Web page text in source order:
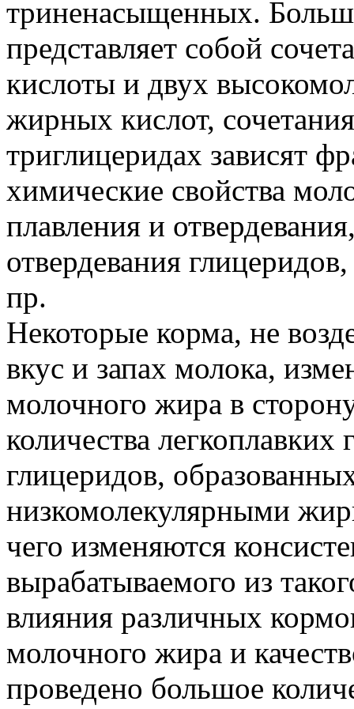
триненасыщенных.
представляет собой
кислоты и двух
жирных кислот,
триглицеридах зависят
химические свойства
плавления и
отвердевания
пр.
Некоторые корма, не
вкус и запах молока,
молочного жира в
количества легкоплавких
глицеридов,
низкомолекулярными
чего изменяются
вырабатываемого из
влияния различных
молочного жира и
проведено большое